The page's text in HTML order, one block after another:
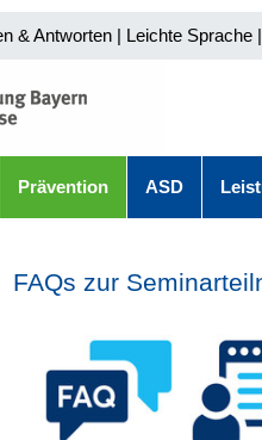
& Antworten | Leichte Sprache |
Prävention ASD
FAQs zur